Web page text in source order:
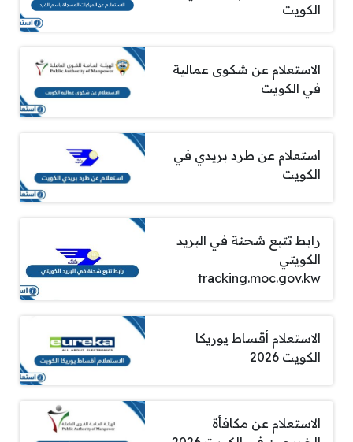
الكويت
الاستعلام عن شكوى عمالية
في الكويت
استعلام عن طرد بريدي في
الكويت
رابط تتبع شحنة في البريد
الكويتي
tracking.moc.gov.kw
الاستعلام أقساط يوريكا
الكويت 2026
الاستعلام عن مكافأة